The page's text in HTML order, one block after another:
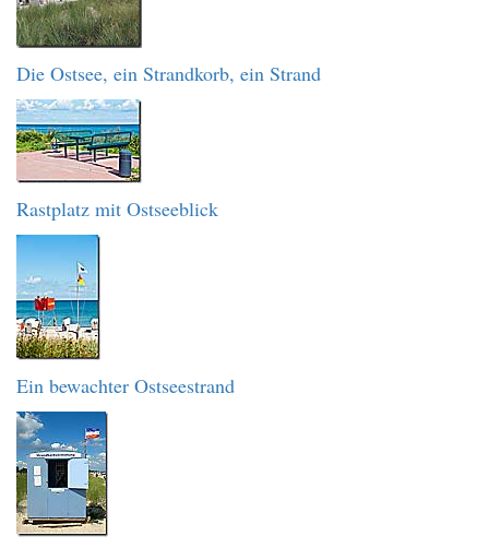
Die Ostsee, ein Strandkorb, ein Strand
Rastplatz mit Ostseeblick
Ein bewachter Ostseestrand